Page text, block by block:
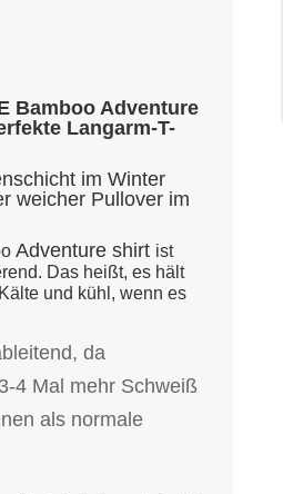
Bamboo Adventure
Langarm-T-
im Winter
weicher Pullover im
Adventure shirt ist
Das heißt, es hält
und kühl, wenn es
da
4 Mal mehr Schweiß
als normale